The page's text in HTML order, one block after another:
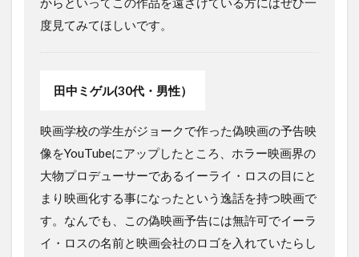
度見てみてほしいです。
田中ミゲル(30代・男性）
映画学校の学生がジョークで作った偽映画の予告映
像をYouTubeにアップしたところ、ホラー映画界の
大物プロデューサーであるイーライ・ロスの目にと
まり映画化する事になったという逸話を持つ映画で
す。なんでも、この偽映画予告には無許可でイーラ
イ・ロスの名前と映画会社のロゴを入れていたらし